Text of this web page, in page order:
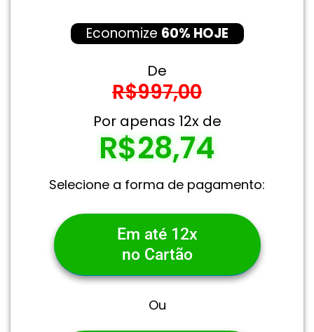
Economize 60% HOJE
De
R$997,00
Por apenas 12x de
R$28,74
Selecione a forma de pagamento:
Em até 12x
no Cartão
Ou